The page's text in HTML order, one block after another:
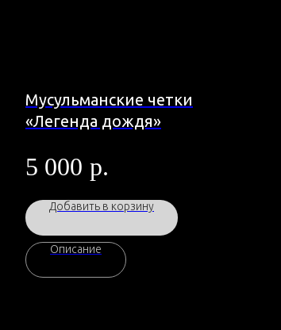
Мусульманские четки
«Легенда дождя»
5 000 р.
Добавить в корзину
Описание